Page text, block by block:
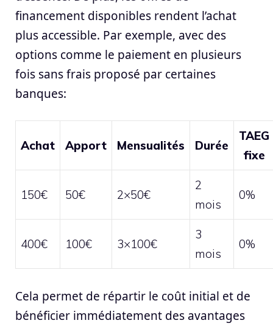
financement disponibles rendent l’achat
plus accessible. Par exemple, avec des
options comme le paiement en plusieurs
fois sans frais proposé par certaines
banques:
Achat Apport Mensualités Durée
TAEG
fixe
150€ 50€ 2×50€
2
mois
0%
400€ 100€ 3×100€
3
mois
0%
Cela permet de répartir le coût initial et de
bénéficier immédiatement des avantages